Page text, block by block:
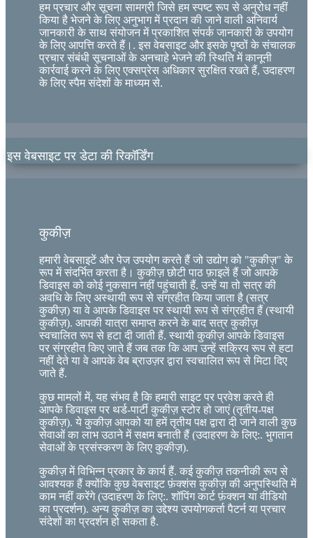
हम प्रचार और सूचना सामग्री जिसे हम स्पष्ट रूप से अनुरोध नहीं
किया है भेजने के लिए अनुभाग में प्रदान की जाने वाली अनिवार्य
जानकारी के साथ संयोजन में प्रकाशित संपर्क जानकारी के उपयोग
के लिए आपत्ति करते हैं।. इस वेबसाइट और इसके पृष्ठों के संचालक
प्रचार संबंधी सूचनाओं के अनचाहे भेजने की स्थिति में कानूनी
कार्रवाई करने के लिए एक्सप्रेस अधिकार सुरक्षित रखते हैं, उदाहरण
के लिए स्पैम संदेशों के माध्यम से.
इस वेबसाइट पर डेटा की रिकॉर्डिंग
कुकीज़
हमारी वेबसाइटें और पेज उपयोग करते हैं जो उद्योग को "कुकीज़" के
रूप में संदर्भित करता है। कुकीज़ छोटी पाठ फ़ाइलें हैं जो आपके
डिवाइस को कोई नुकसान नहीं पहुंचाती हैं. उन्हें या तो सत्र की
अवधि के लिए अस्थायी रूप से संग्रहीत किया जाता है (सत्र
कुकीज़) या वे आपके डिवाइस पर स्थायी रूप से संग्रहीत हैं (स्थायी
कुकीज़). आपकी यात्रा समाप्त करने के बाद सत्र कुकीज़
स्वचालित रूप से हटा दी जाती हैं. स्थायी कुकीज़ आपके डिवाइस
पर संग्रहीत किए जाते हैं जब तक कि आप उन्हें सक्रिय रूप से हटा
नहीं देते या वे आपके वेब ब्राउज़र द्वारा स्वचालित रूप से मिटा दिए
जाते हैं.
कुछ मामलों में, यह संभव है कि हमारी साइट पर प्रवेश करते ही
आपके डिवाइस पर थर्ड-पार्टी कुकीज़ स्टोर हो जाएं (तृतीय-पक्ष
कुकीज़). ये कुकीज़ आपको या हमें तृतीय पक्ष द्वारा दी जाने वाली कुछ
सेवाओं का लाभ उठाने में सक्षम बनाती हैं (उदाहरण के लिए:. भुगतान
सेवाओं के प्रसंस्करण के लिए कुकीज़).
कुकीज़ में विभिन्न प्रकार के कार्य हैं. कई कुकीज़ तकनीकी रूप से
आवश्यक हैं क्योंकि कुछ वेबसाइट फ़ंक्शंस कुकीज़ की अनुपस्थिति में
काम नहीं करेंगे (उदाहरण के लिए:. शॉपिंग कार्ट फ़ंक्शन या वीडियो
का प्रदर्शन). अन्य कुकीज़ का उद्देश्य उपयोगकर्ता पैटर्न या प्रचार
संदेशों का प्रदर्शन हो सकता है.